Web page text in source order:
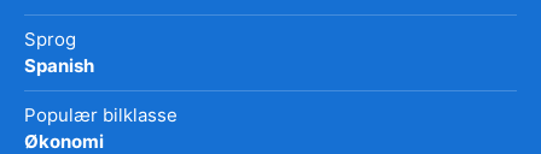
Sprog
Spanish
Populær bilklasse
Økonomi